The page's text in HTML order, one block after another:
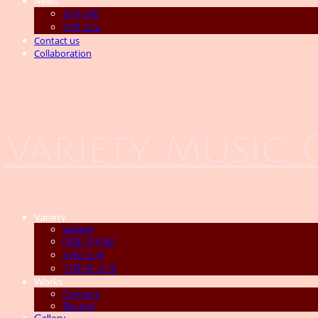
공지사항
언론 보도
Contact us
Collaboration
Variety
Variety
대표 인사말
사업 소개
기획 팀 소개
Works
Concert
Record